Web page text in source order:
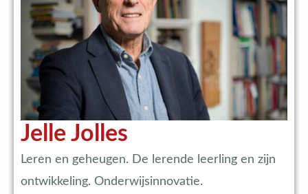
Jelle Jolles
Leren en geheugen. De lerende leerling en zijn
ontwikkeling. Onderwijsinnovatie.